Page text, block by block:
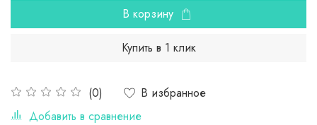
(0)
В избранное
Добавить в сравнение
В корзину
Купить в 1 клик